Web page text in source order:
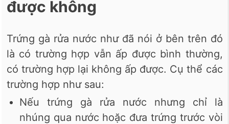
được không
Trứng gà rửa nước như đã nói ở bên trên đó
là có trường hợp vẫn ấp được bình thường,
có trường hợp lại không ấp được. Cụ thể các
trường hợp như sau:
Nếu trứng gà rửa nước nhưng chỉ là
nhúng qua nước hoặc đưa trứng trước vòi